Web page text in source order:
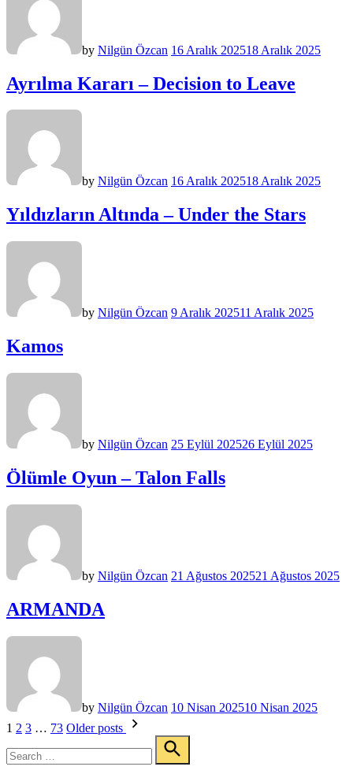
by Nilgün Özcan 16 Aralık 202518 Aralık 2025
Ayrılma Kararı – Decision to Leave
by Nilgün Özcan 16 Aralık 202518 Aralık 2025
Yıldızların Altında – Under the Stars
by Nilgün Özcan 9 Aralık 202511 Aralık 2025
Kamos
by Nilgün Özcan 25 Eylül 202526 Eylül 2025
Ölümle Oyun – Talon Falls
by Nilgün Özcan 21 Ağustos 202521 Ağustos 2025
ARMANDA
by Nilgün Özcan 10 Nisan 202510 Nisan 2025
Yazı
sayfalandırması
1 2 3 … 73 Older posts
for:
Search